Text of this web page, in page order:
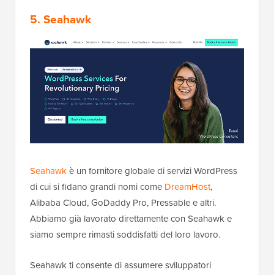
5. Seahawk
Seahawkè un fornitore globale di servizi WordPress
di cui si fidano grandi nomi come DreamHost,
Alibaba Cloud, GoDaddy Pro, Pressable e altri.
Abbiamo già lavorato direttamente con Seahawk e
siamo sempre rimasti soddisfatti del loro lavoro.
Seahawk ti consente di assumere sviluppatori